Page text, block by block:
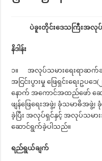
ပဲခူးတိုင်းဒေသကြီးအလုပ်
နိဒါန်း
၁။ အလုပ်သမားရေးရာဆက်ဆံ
အငြင်းပွားမှု ဖြေရှင်းရေးဥပဒေ(
နောက် အကောင်အထည်ဖော် ဆ
ဖျန်ဖြေရေးအဖွဲ့၊ ခုံသမာဓိအ
ခဲ့ပြီး အလုပ်ရှင်နှင့် အလုပ်သမားအ
ဆောင်ရွက်ခဲ့ပါသည်။
ရည်ရွယ်ချက်